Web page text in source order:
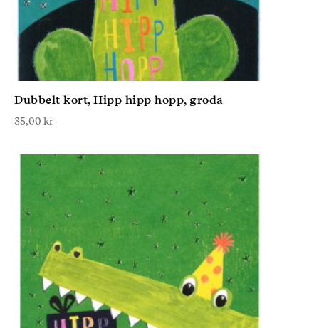
Dubbelt kort, Hipp hipp hopp, groda
35,00 kr